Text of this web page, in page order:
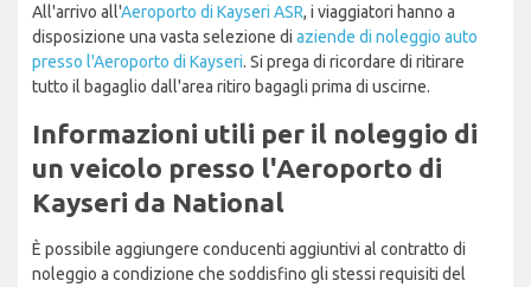
All'arrivo all'Aeroporto di Kayseri ASR, i viaggiatori hanno a
disposizione una vasta selezione di aziende di noleggio auto
presso l'Aeroporto di Kayseri. Si prega di ricordare di ritirare
tutto il bagaglio dall'area ritiro bagagli prima di uscirne.
Informazioni utili per il noleggio di
un veicolo presso l'Aeroporto di
Kayseri da National
È possibile aggiungere conducenti aggiuntivi al contratto di
noleggio a condizione che soddisfino gli stessi requisiti del